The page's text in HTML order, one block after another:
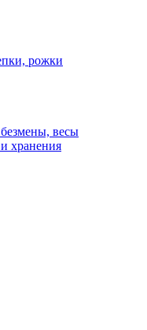
рожки
весы
хранения